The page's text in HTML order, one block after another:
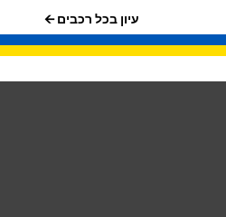
עיון בכל רכבים